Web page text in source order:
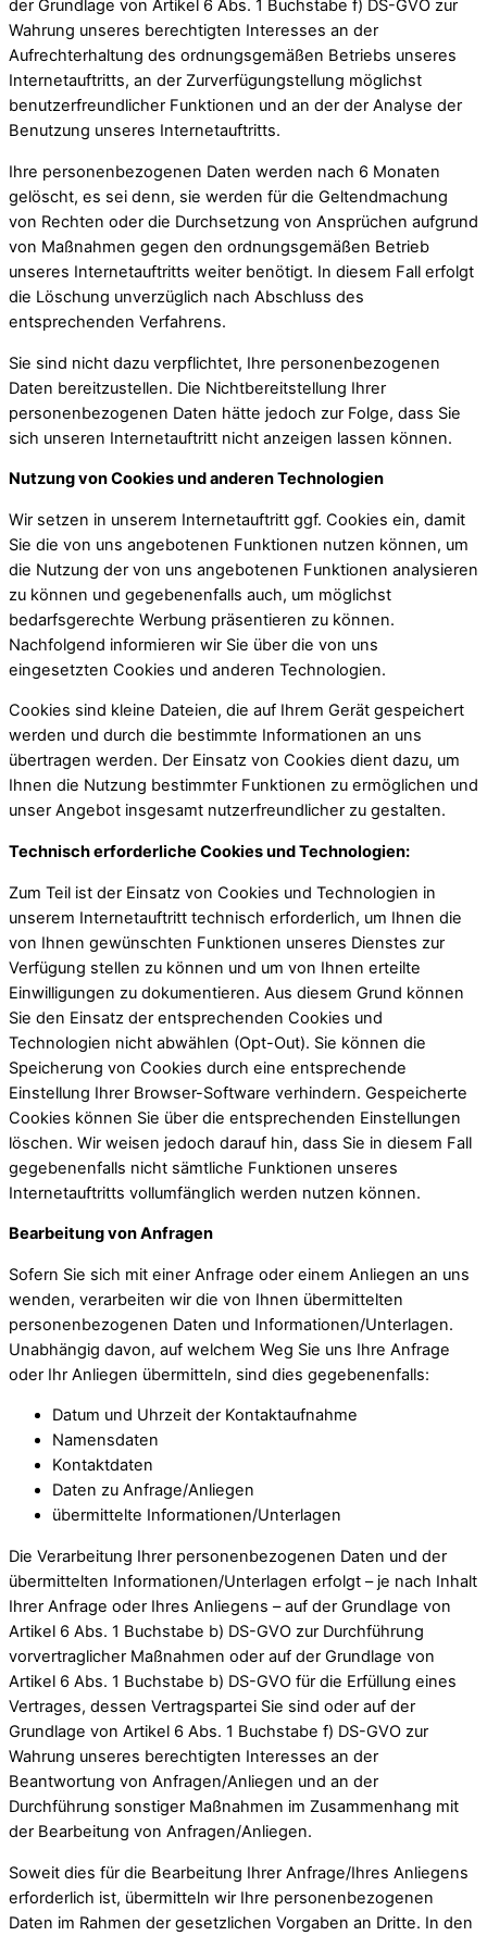
der Grundlage von Artikel 6 Abs. 1 Buchstabe f) DS-GVO zur
Wahrung unseres berechtigten Interesses an der
Aufrechterhaltung des ordnungsgemäßen Betriebs unseres
Internetauftritts, an der Zurverfügungstellung möglichst
benutzerfreundlicher Funktionen und an der der Analyse der
Benutzung unseres Internetauftritts.
Ihre personenbezogenen Daten werden nach 6 Monaten
gelöscht, es sei denn, sie werden für die Geltendmachung
von Rechten oder die Durchsetzung von Ansprüchen aufgrund
von Maßnahmen gegen den ordnungsgemäßen Betrieb
unseres Internetauftritts weiter benötigt. In diesem Fall erfolgt
die Löschung unverzüglich nach Abschluss des
entsprechenden Verfahrens.
Sie sind nicht dazu verpflichtet, Ihre personenbezogenen
Daten bereitzustellen. Die Nichtbereitstellung Ihrer
personenbezogenen Daten hätte jedoch zur Folge, dass Sie
sich unseren Internetauftritt nicht anzeigen lassen können.
Nutzung von Cookies und anderen Technologien
Wir setzen in unserem Internetauftritt ggf. Cookies ein, damit
Sie die von uns angebotenen Funktionen nutzen können, um
die Nutzung der von uns angebotenen Funktionen analysieren
zu können und gegebenenfalls auch, um möglichst
bedarfsgerechte Werbung präsentieren zu können.
Nachfolgend informieren wir Sie über die von uns
eingesetzten Cookies und anderen Technologien.
Cookies sind kleine Dateien, die auf Ihrem Gerät gespeichert
werden und durch die bestimmte Informationen an uns
übertragen werden. Der Einsatz von Cookies dient dazu, um
Ihnen die Nutzung bestimmter Funktionen zu ermöglichen und
unser Angebot insgesamt nutzerfreundlicher zu gestalten.
Technisch erforderliche Cookies und Technologien:
Zum Teil ist der Einsatz von Cookies und Technologien in
unserem Internetauftritt technisch erforderlich, um Ihnen die
von Ihnen gewünschten Funktionen unseres Dienstes zur
Verfügung stellen zu können und um von Ihnen erteilte
Einwilligungen zu dokumentieren. Aus diesem Grund können
Sie den Einsatz der entsprechenden Cookies und
Technologien nicht abwählen (Opt-Out). Sie können die
Speicherung von Cookies durch eine entsprechende
Einstellung Ihrer Browser-Software verhindern. Gespeicherte
Cookies können Sie über die entsprechenden Einstellungen
löschen. Wir weisen jedoch darauf hin, dass Sie in diesem Fall
gegebenenfalls nicht sämtliche Funktionen unseres
Internetauftritts vollumfänglich werden nutzen können.
Bearbeitung von Anfragen
Sofern Sie sich mit einer Anfrage oder einem Anliegen an uns
wenden, verarbeiten wir die von Ihnen übermittelten
personenbezogenen Daten und Informationen/Unterlagen.
Unabhängig davon, auf welchem Weg Sie uns Ihre Anfrage
oder Ihr Anliegen übermitteln, sind dies gegebenenfalls:
Datum und Uhrzeit der Kontaktaufnahme
Namensdaten
Kontaktdaten
Daten zu Anfrage/Anliegen
übermittelte Informationen/Unterlagen
Die Verarbeitung Ihrer personenbezogenen Daten und der
übermittelten Informationen/Unterlagen erfolgt – je nach Inhalt
Ihrer Anfrage oder Ihres Anliegens – auf der Grundlage von
Artikel 6 Abs. 1 Buchstabe b) DS-GVO zur Durchführung
vorvertraglicher Maßnahmen oder auf der Grundlage von
Artikel 6 Abs. 1 Buchstabe b) DS-GVO für die Erfüllung eines
Vertrages, dessen Vertragspartei Sie sind oder auf der
Grundlage von Artikel 6 Abs. 1 Buchstabe f) DS-GVO zur
Wahrung unseres berechtigten Interesses an der
Beantwortung von Anfragen/Anliegen und an der
Durchführung sonstiger Maßnahmen im Zusammenhang mit
der Bearbeitung von Anfragen/Anliegen.
Soweit dies für die Bearbeitung Ihrer Anfrage/Ihres Anliegens
erforderlich ist, übermitteln wir Ihre personenbezogenen
Daten im Rahmen der gesetzlichen Vorgaben an Dritte. In den